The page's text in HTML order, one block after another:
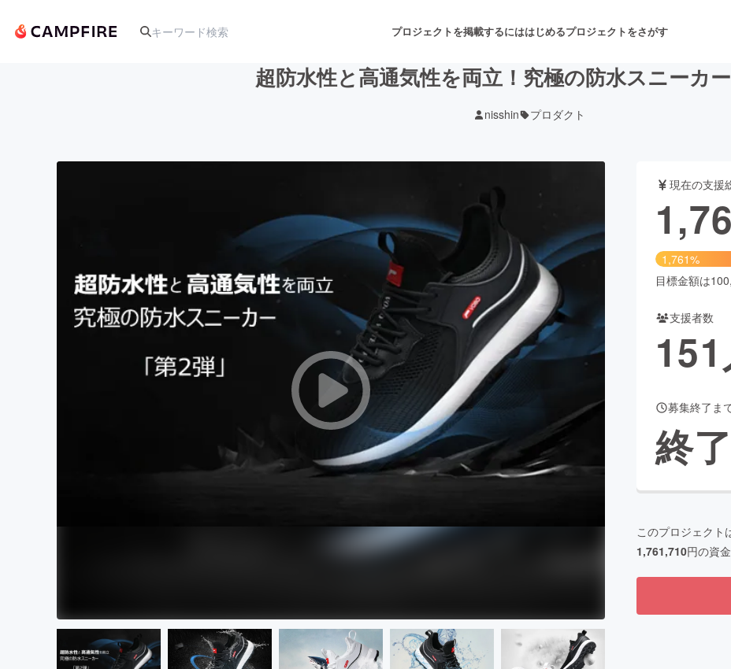
プロジェクトを掲載するにははじめるプロジェクトをさがす
舞台・パフォーマンス
テクノロジー・ガジェット ゲーム・サービス開発 フード・飲食店
映像・映画 書籍・雑誌出版
ビジネス・起業 チャレンジ ビューティー・ヘルスケア
まちづくり・地域活性化
CAMPFIRE for Social Good
CAMPFIRE Creation
CAMPFIREふるさと納税
machi-ya
超防水性と高通気性を両立！究極の防水スニーカ
nisshin プロダクト
現在の支援
1,761%
目標金額は
支援者数
151
募集終了ま
終了
このプロジェクト
1,761,710円の資